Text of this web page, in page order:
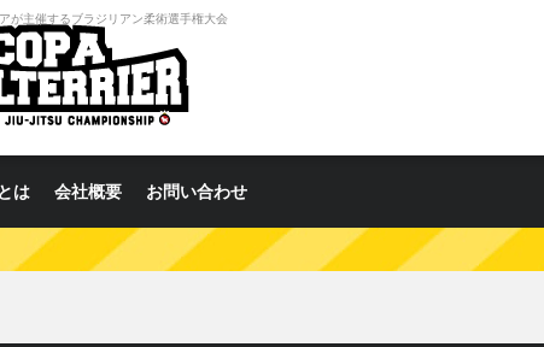
が主催するブラジリアン柔術選手権大会
は 会社概要 お問い合わせ